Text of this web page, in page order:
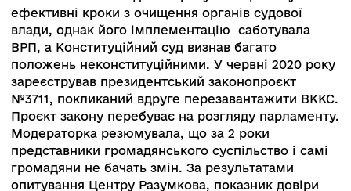
Модераторка Галина Чижик, експертка Центру
протидії корупції, прокоментувала хід судової
реформи в Україні. Одна із перших
ініціатив президента Зеленського —
«Про реформу органів судової влади», який
чинності в листопаді 2019 року. Він пропонував
ефективні кроки з очищення органів судової
влади, однак його імплементацію саботувала
ВРП, а Конституційний суд визнав багато
положень неконституційними. У червні 2020